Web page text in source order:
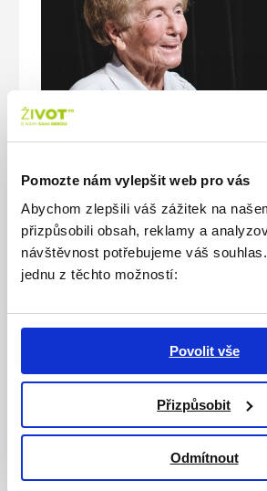
Pomozte nám vylepšit web pro vás
Abychom zlepšili váš zážitek na
přizpůsobili obsah, reklamy a
návštěvnost potřebujeme váš
jednu z těchto možností:
Povolit vše
Přizpůsobit
Odmítnout
Neuvěřitelné
V pondělí 3. června oslavila
Vaisová sbormistryně a vedoucí
naprosto neuvěřitelné